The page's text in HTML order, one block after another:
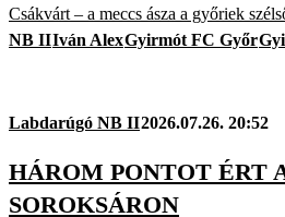
Csákvárt – a meccs ásza a győriek
NB IIIván AlexGyirmót FC Győr
Labdarúgó NB II2026.07.26. 20:52
HÁROM PONTOT ÉRT
SOROKSÁRON